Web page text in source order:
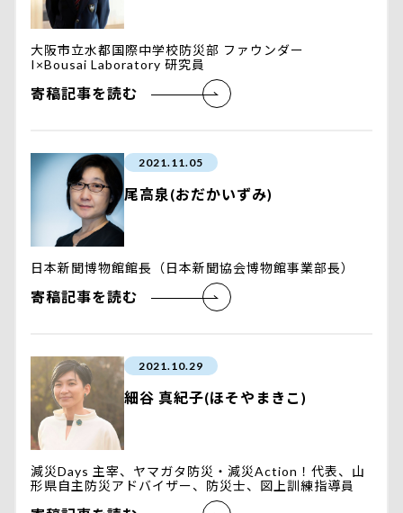
大阪市立水都国際中学校防災部 ファウンダー
I×Bousai Laboratory 研究員
寄稿記事を読む
2021.11.05
尾高泉(おだかいずみ)
日本新聞博物館館長（日本新聞協会博物館事業部長）
寄稿記事を読む
2021.10.29
細谷 真紀子(ほそやまきこ)
減災Days 主宰、ヤマガタ防災・減災Action！代表、山
形県自主防災アドバイザー、防災士、図上訓練指導員